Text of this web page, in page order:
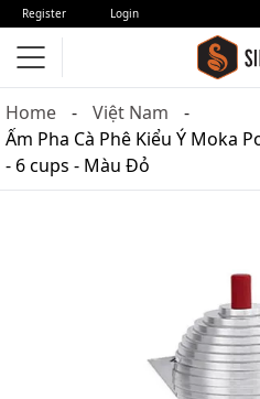
Register Login
Home
Việt Nam
Ấm Pha Cà Phê Kiểu Ý Moka
- 6 cups - Màu Đỏ